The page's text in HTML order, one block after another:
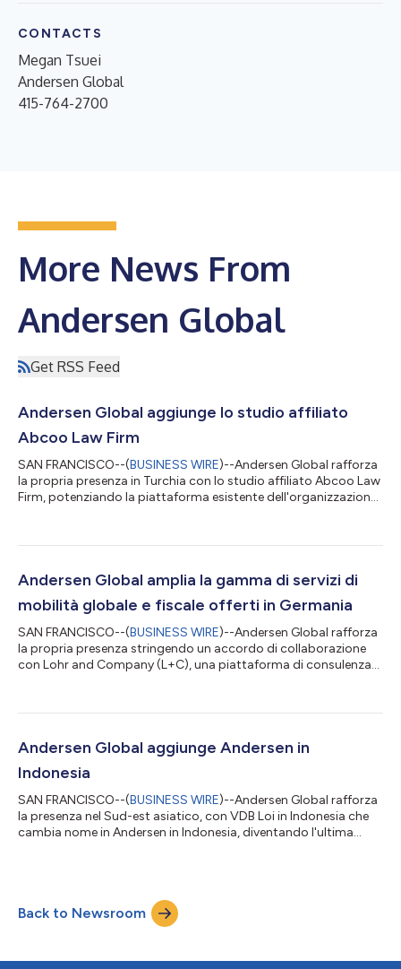
CONTACTS
Megan Tsuei
Andersen Global
415-764-2700
More News From
Andersen Global
Get RSS Feed
Andersen Global aggiunge lo studio affiliato
Abcoo Law Firm
SAN FRANCISCO--(BUSINESS WIRE)--Andersen Global rafforza
la propria presenza in Turchia con lo studio affiliato Abcoo Law
Firm, potenziando la piattaforma esistente dell'organizzazione
tramite un ampio ventaglio di servizi legali, con esperienza in
di risoluzione delle controversie, diritto del lavoro, con...
Andersen Global amplia la gamma di servizi di
mobilità globale e fiscale offerti in Germania
SAN FRANCISCO--(BUSINESS WIRE)--Andersen Global rafforza
la propria presenza stringendo un accordo di collaborazione
con Lohr and Company (L+C), una piattaforma di consulenza
imposte transfrontalieri, mobilità globale e transfer pricing.
consulenza a multinazionali e imprese a gestione familiare, uffici
Andersen Global aggiunge Andersen in
Indonesia
SAN FRANCISCO--(BUSINESS WIRE)--Andersen Global rafforza
la presenza nel Sud-est asiatico, con VDB Loi in Indonesia che
cambia nome in Andersen in Indonesia, diventando l'ultima
indonesiano. L'azienda abbina decenni di esperienza
commerciale e un approccio pratico incentrato sulla fornitura
Back to Newsroom